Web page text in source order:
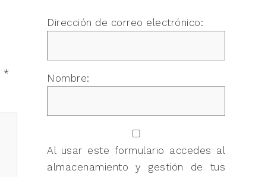
*
Dirección de correo electrónico:
Nombre:
Al usar este formulario accedes al
almacenamiento y gestión de tus